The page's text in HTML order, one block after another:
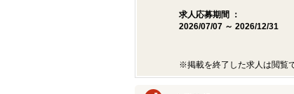
求人応募期間 ：
2026/07/07 ～ 2026/12/31
※掲載を終了した求人は閲覧